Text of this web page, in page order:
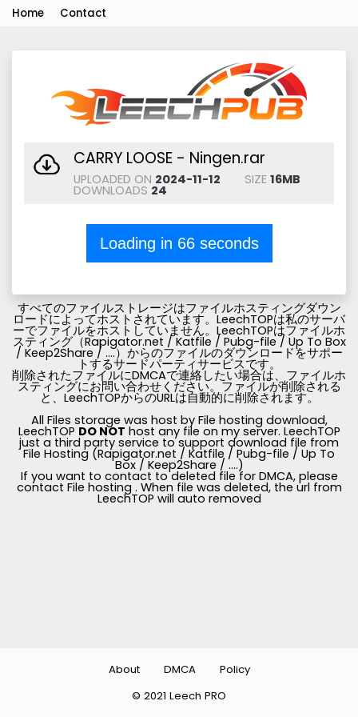
Home Contact
CARRY LOOSE - Ningen.rar
UPLOADED ON 2024-11-12 SIZE 16MB
DOWNLOADS 24
Loading in 66seconds
すべてのファイルストレージはファイルホスティングダウン
ロードによってホストされています。LeechTOPは私のサーバ
ーでファイルをホストしていません。LeechTOPはファイルホ
スティング（Rapigator.net / Katfile / Pubg-file / Up To Box
/ Keep2Share / ....）からのファイルのダウンロードをサポー
トするサードパーティサービスです。
削除されたファイルにDMCAで連絡したい場合は、ファイルホ
スティングにお問い合わせください。ファイルが削除される
と、LeechTOPからのURLは自動的に削除されます。
All Files storage was host by File hosting download,
LeechTOP DO NOT host any file on my server. LeechTOP
just a third party service to support download file from
File Hosting (Rapigator.net / Katfile / Pubg-file / Up To
Box / Keep2Share / ....)
If you want to contact to deleted file for DMCA, please
contact File hosting . When file was deleted, the url from
LeechTOP will auto removed
© 2021 Leech PRO
About DMCA Policy